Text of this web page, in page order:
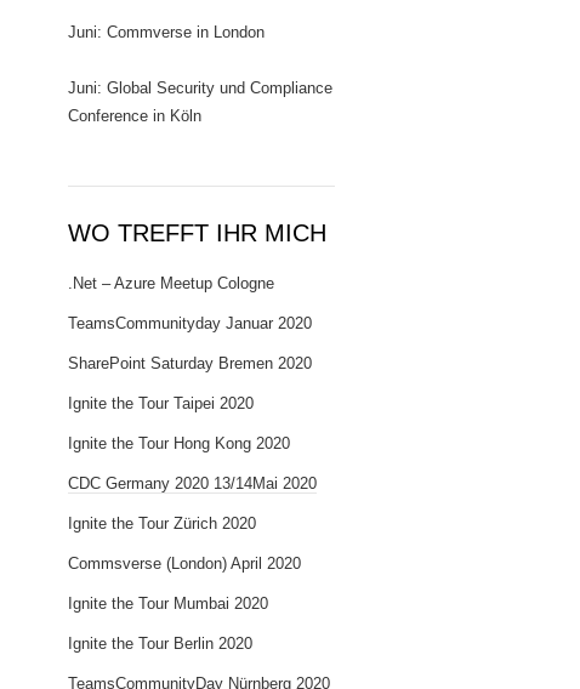
Juni: Commverse in London
Juni: Global Security und Compliance
Conference in Köln
WO TREFFT IHR MICH
.Net – Azure Meetup Cologne
TeamsCommunityday Januar 2020
SharePoint Saturday Bremen 2020
Ignite the Tour Taipei 2020
Ignite the Tour Hong Kong 2020
CDC Germany 2020 13/14Mai 2020
Ignite the Tour Zürich 2020
Commsverse (London) April 2020
Ignite the Tour Mumbai 2020
Ignite the Tour Berlin 2020
TeamsCommunityDay Nürnberg 2020